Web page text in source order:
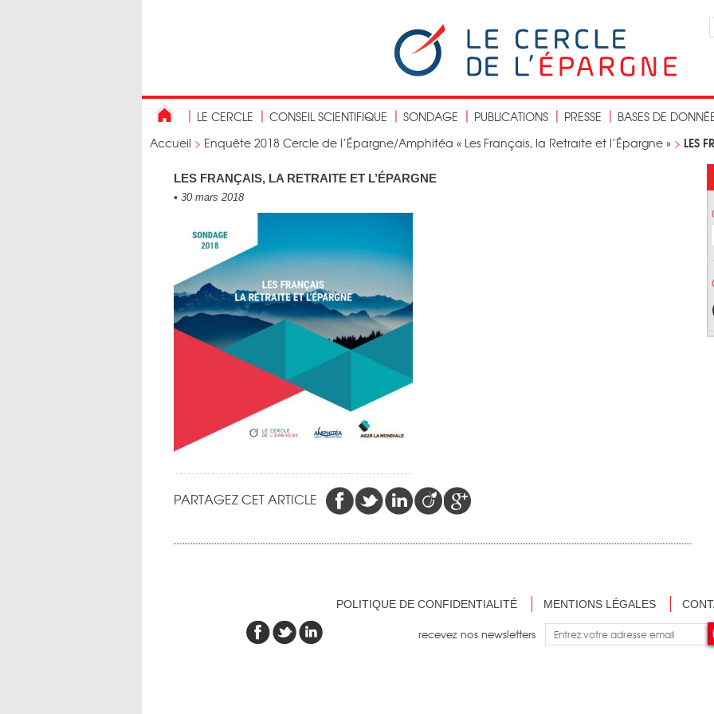
LE CERCLE CONSEIL SCIENTIFIQUE SONDAGE PUBLICATIONS PRESSE
BASES DE
Accueil > Enquête 2018 Cercle de l’Épargne/Amphitéa « Les Français, la Retraite et l’Épargne » > LES
LES FRANÇAIS, LA RETRAITE ET L’ÉPARGNE
• 30 mars 2018
PARTAGEZ CET ARTICLE
POLITIQUE DE CONFIDENTIALITÉ MENTIONS LÉGALES
recevez nos newsletters